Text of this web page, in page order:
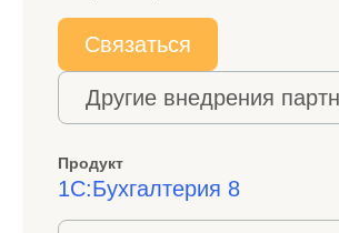
Связаться
Другие внедрения
Продукт
1С:Бухгалтерия 8